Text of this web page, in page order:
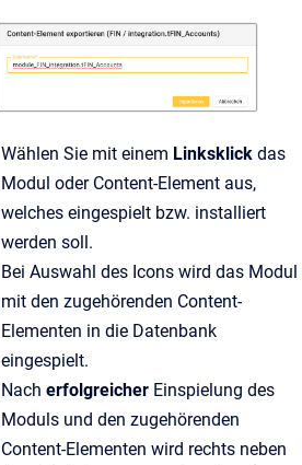
Wählen Sie mit einem Linksklick das
Modul oder Content-Element aus,
welches eingespielt bzw. installiert
werden soll.
Bei Auswahl des Icons wird das Modul
mit den zugehörenden Content-
Elementen in die Datenbank
eingespielt.
Nach erfolgreicher Einspielung des
Moduls und den zugehörenden
Content-Elementen wird rechts neben